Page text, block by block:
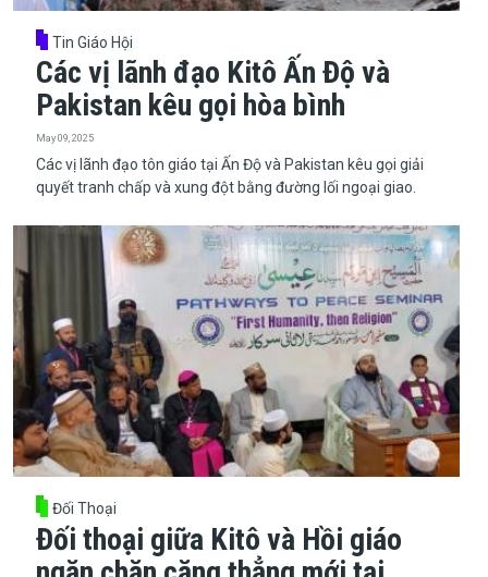
Tin Giáo Hội
Các vị lãnh đạo Kitô Ấn Độ và
Pakistan kêu gọi hòa bình
May 09, 2025
​​​​​​​Các vị lãnh đạo tôn giáo tại Ấn Độ và Pakistan kêu gọi giải
quyết tranh chấp và xung đột bằng đường lối ngoại giao.
Đối Thoại
Đối thoại giữa Kitô và Hồi giáo